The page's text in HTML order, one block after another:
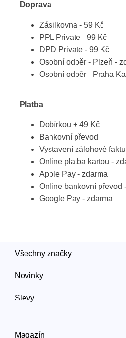
Doprava
Zásilkovna - 59 Kč
PPL Private - 99 Kč
DPD Private - 99 Kč
Osobní odběr - Plzeň -
Osobní odběr - Praha
Platba
Dobírkou + 49 Kč
Bankovní převod
Vystavení zálohové
Online platba kartou -
Apple Pay - zdarma
Online bankovní převod
Google Pay - zdarma
Všechny značky
Novinky
Slevy
Magazín